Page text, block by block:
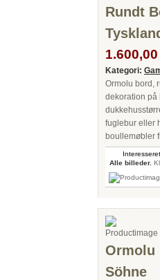
Rundt
Kategori:
Ormolu bord,
dekoration på
fuglebur eller
boullemøbler
Alle billeder.
Ormolu
Söhne